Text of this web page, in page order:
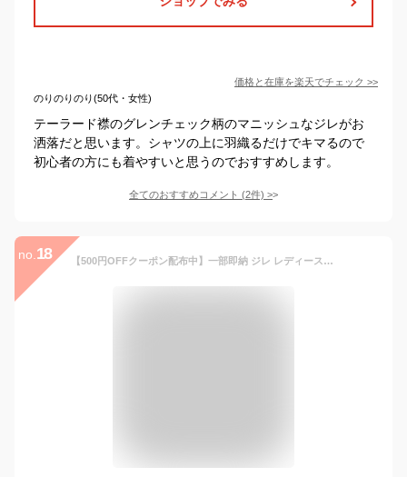
価格と在庫を楽天でチェック >>
のりのりのり(50代・女性)
テーラード襟のグレンチェック柄のマニッシュなジレがお
洒落だと思います。シャツの上に羽織るだけでキマるので
初心者の方にも着やすいと思うのでおすすめします。
全てのおすすめコメント (2件) >
no. 18 【500円OFFクーポン配布中】一部即納 ジレ レディース ロングジレ 春 秋 ロングベスト ベスト じれ ロング丈 トレンチベスト 羽織 カーディガン 女性 カーデ 無地 着痩せ ノースリーブ ガウン M/L 黒 着回し エレガント人気 IRISI アイリシ 20代 30代 40代 50代